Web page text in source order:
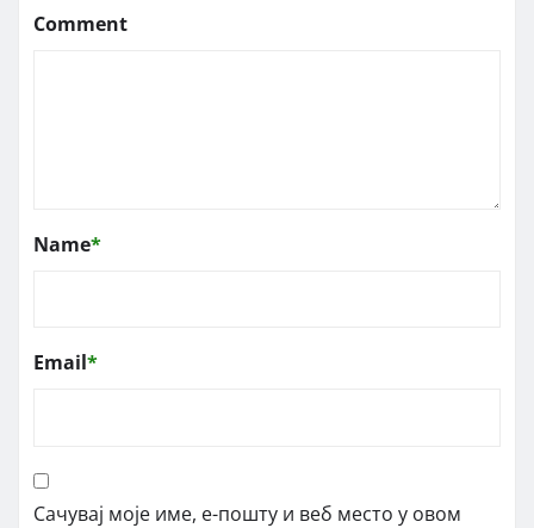
Comment
Name*
Email*
Сачувај моје име, е-пошту и веб место у овом